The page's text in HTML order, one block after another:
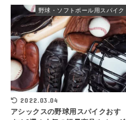
野球・ソフトボール用スパイク
2022.03.04
アシックスの野球用スパイクおす